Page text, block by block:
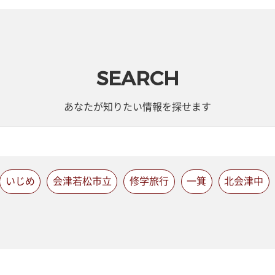
SEARCH
あなたが知りたい情報を探せます
いじめ 会津若松市立 修学旅行 一箕 北会津中